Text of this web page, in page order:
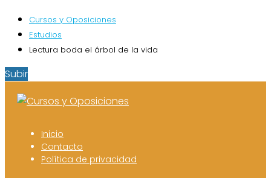
Cursos y Oposiciones
Estudios
Lectura boda el árbol de la vida
Subir
Inicio
Contacto
Política de privacidad